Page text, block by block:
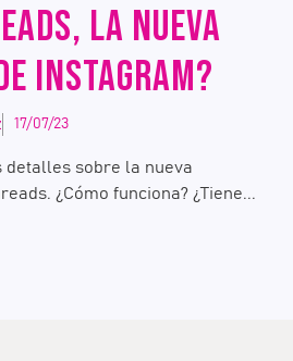
LA NUEVA
INSTAGRAM?
17/07/23
detalles sobre la nueva
¿Cómo funciona? ¿Tiene...